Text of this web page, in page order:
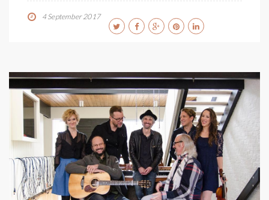
4 September 2017